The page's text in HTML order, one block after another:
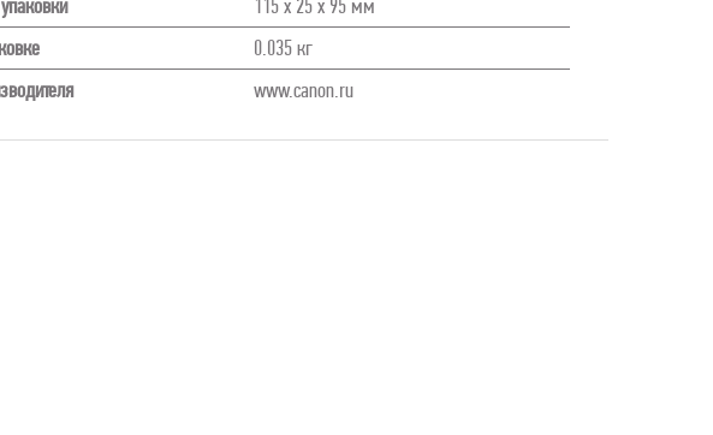
115 x 25 x 95 мм
0.035 кг
www.canon.ru